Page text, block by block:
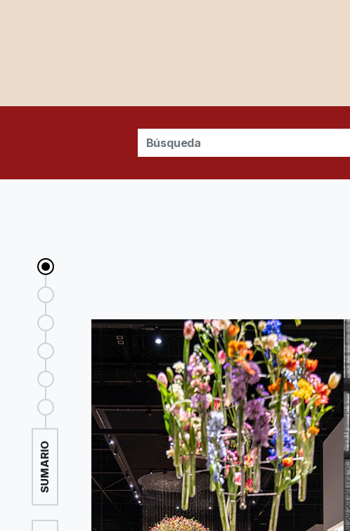
SUMARIO